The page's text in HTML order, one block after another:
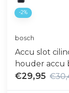
-2%
bosch
Accu slot
houder accu
rt3 t82
€29,95